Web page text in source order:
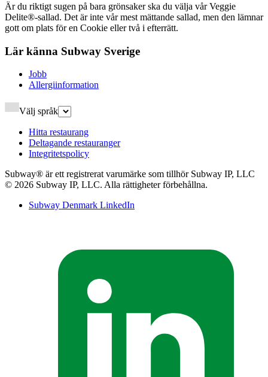
Är du riktigt sugen på bara grönsaker ska du välja vår Veggie
Delite®-sallad. Det är inte vår mest mättande sallad, men den lämnar
gott om plats för en Cookie eller två i efterrätt.​​​​‌ ‍ ​‍​‍‌‍ ‌ ​‍‌‍‍‌‌‍‌ ‌‍‍‌‌‍ ‍​‍​‍​ ‍‍​‍​‍‌ ​ ‌‍​‌‌‍ ‍‌‍‍‌‌ ‌​‌ ‍‌​‍ ‍‌‍‍‌‌‍ ​‍​‍​‍ ​​‍​‍‌‍‍​‌ ​‍‌‍‌‌‌‍‌‍​‍​‍​ ‍‍​‍​‍‌‍‍​‌ ‌​‌ ‌​‌ ​​‌ ​ ​ ‍‍​‍ ​‍ ‌‍ ‍‌‍ ‌ ​‍‌‍‌​‌‍‍‌‌‍​ ​‍ ‌‌‍​‍‌‍‍‌‌ ‌​‌‍‌‌‌ ​ ​‍ ‌‌‍‌ ‌ ​‍‌‍ ‌ ‌‌‌ ​​​‍ ‌‌ ​ ‌ ‌​‌ ‌‌‌‍‌​‌‍‍‌‌‍ ​‍ ‍‌ ‌‍‌‍‌‌‌ ​‍‌‍​ ‌‍‌‌‌‍ ​​‍ ‍‌‍​‌‌ ​​‌ ​​​‍ ‌‍‍‌‌‍ ‍‌ ‌​‌‍‌‌‌‍ ‍‌ ‌​​‍ ‌‍‌‌‌‍‌​‌‍‍‌‌ ‌​​‍ ‌‍ ‌‌‍ ‌‍‌​‌‍‌‌​ ‌‌ ​​‌ ​‍‌‍‌‌‌ ​ ‌‍‌‌‌‍ ‍‌ ‌​‌‍​‌‌ ‌​‌‍‍‌‌‍ ‌‍ ‍​ ‍ ‌‍‍‌‌‍‌​​ ‌​ ‍​​ ​​‌‍‌‌​ ‌‌‌‍​‍‌‍‌‌‌‍​ ​ ​‍​‍ ‌‌‍‌​​ ​‌‌‍​ ​ ​‍​‍ ‌​ ‌​‌‍​‌​ ​‌‌‍‌‌​‍ ‌‌‍​‌​ ‌‌​ ‌‌​ ‍‌​‍ ‌​ ​ ​ ​‍‌‍​‌​ ​‌​ ​ ​ ‌‌‌‍​‌​ ‌‌​ ‍​​ ‌‌​ ‌ ‌‍‌​​ ‍ ‌ ‌​‌ ‍‌‌ ​​‌‍‌‌​ ‌‌ ​​‌ ​‍‌‍ ‌‍‌​‌ ‌‌‌‍​ ‌ ‌​​ ‍ ‌ ​​‌‍​‌‌ ‌​‌‍‍​​ ‌‌‍‌​‌‍‌‌‌ ​ ‌‍​ ‌ ​‍‌‍‍‌‌ ​​‌ ‌​‌‍‍‌‌‍ ‌‍ ‍​‍‌‌​ ‌‌‌​​‍‌‌ ‌‍‍ ‌‍‌‌‌ ‍‌​‍‌‌​ ​ ‌​‌​​‍‌‌​ ​ ‌​‌​​‍‌‌​ ​‍​ ​‍‌ ​ ‌ ‌‍​‍‌‌​ ​‍​ ​‍​‍‌‌​ ‌‌‌​‌​​‍ ‍‌ ‌‍‌‍​‌‌‍ ​‌ ‌‌‌‍‌‌​‍ ‍‌ ‌‍‌‍​‌‌‍ ​‌ ‌‌‌‍‌‌​‍‌‌​ ‌‌‌​​‍‌‌ ‌‍‍ ‌‍‌‌‌ ‍‌​‍‌‌​ ​ ‌​‌​​‍‌‌​ ​ ‌​‌​​‍‌‌​ ​‍​ ​‍​ ‌ ​ ​‌​ ​ ‌‍​‌‌‍​‌​ ‌‌​ ‍​‌‍​‍​ ​‍​ ​​​ ‌‌​ ‍‌​‍‌‌​ ​‍​ ​‍​‍‌‌​ ‌‌‌​‌​​‍ ‍‌‍​ ‌‍‍​‌‍‍‌‌‍ ​‌‍‌​‌ ​‍‌‍‌‌‌‍ ‍​‍‌‌​ ‌‌‌​​‍‌‌ ‌‍‍ ‌‍‌‌‌ ‍‌​‍‌‌​ ​ ‌​‌​​‍‌‌​ ​ ‌​‌​​‍‌‌​ ​‍​ ​‍​ ‌‌‌‍​ ​ ​‌‌‍​‍‌‍‌‌​ ‌ ​ ‍​​ ‌‍​ ​‌‌‍​‌​ ‌‌​ ‌‍​‍‌‌​ ​‍​ ​‍​‍‌‌​ ‌‌‌​‌​​‍ ‍‌ ‌​‌‍‌‌‌ ‍​‌ ‌​​ ‌‍​‍‌‍​‌‌ ​ ‌‍‌‌‌‌‌‌‌ ​‍‌‍ ​​ ‌‌‍‍​‌ ‌​‌ ‌​‌ ​​‌ ​ ​‍‌‌​ ​ ‌​​‌​‍‌‌​ ​‍‌​‌‍​‍‌‌​ ​‍‌​‌‍‌‍ ‍‌‍ ‌ ​‍‌‍‌​‌‍‍‌‌‍​ ​‍ ‌‌‍​‍‌‍‍‌‌ ‌​‌‍‌‌‌ ​ ​‍ ‌‌‍‌ ‌ ​‍‌‍ ‌ ‌‌‌ ​​​‍ ‌‌ ​ ‌ ‌​‌ ‌‌‌‍‌​‌‍‍‌‌‍ ​‍ ‍‌ ‌‍‌‍‌‌‌ ​‍‌‍​ ‌‍‌‌‌‍ ​​‍ ‍‌‍​‌‌ ​​‌ ​​​‍‌‍‌‍‍‌‌‍‌​​ ‌​ ‍​​ ​​‌‍‌‌​ ‌‌‌‍​‍‌‍‌‌‌‍​ ​ ​‍​‍ ‌‌‍‌​​ ​‌‌‍​ ​ ​‍​‍ ‌​ ‌​‌‍​‌​ ​‌‌‍‌‌​‍ ‌‌‍​‌​ ‌‌​ ‌‌​ ‍‌​‍ ‌​ ​ ​ ​‍‌‍​‌​ ​‌​ ​ ​ ‌‌‌‍​‌​ ‌‌​ ‍​​ ‌‌​ ‌ ‌‍‌​​‍‌‍‌ ‌​‌ ‍‌‌ ​​‌‍‌‌​ ‌‌ ​​‌ ​‍‌‍ ‌‍‌​‌ ‌‌‌‍​ ‌ ‌​​‍‌‍‌ ​​‌‍​‌‌ ‌​‌‍‍​​ ‌‌‍‌​‌‍‌‌‌ ​ ‌‍​ ‌ ​‍‌‍‍‌‌ ​​‌ ‌​‌‍‍‌‌‍ ‌‍ ‍​‍‌‌​ ‌‌‌​​‍‌‌ ‌‍‍ ‌‍‌‌‌ ‍‌​‍‌‌​ ​ ‌​‌​​‍‌‌​ ​ ‌​‌​​‍‌‌​ ​‍​ ​‍‌ ​ ‌ ‌‍​‍‌‌​ ​‍​ ​‍​‍‌‌​ ‌‌‌​‌​​‍ ‍‌ ‌‍‌‍​‌‌‍ ​‌ ‌‌‌‍‌‌​‍ ‍‌ ‌‍‌‍​‌‌‍ ​‌ ‌‌‌‍‌‌​‍‌‌​ ‌‌‌​​‍‌‌ ‌‍‍ ‌‍‌‌‌ ‍‌​‍‌‌​ ​ ‌​‌​​‍‌‌​ ​ ‌​‌​​‍‌‌​ ​‍​ ​‍​ ‌ ​ ​‌​ ​ ‌‍​‌‌‍​‌​ ‌‌​ ‍​‌‍​‍​ ​‍​ ​​​ ‌‌​ ‍‌​‍‌‌​ ​‍​ ​‍​‍‌‌​ ‌‌‌​‌​​‍ ‍‌‍​ ‌‍‍​‌‍‍‌‌‍ ​‌‍‌​‌ ​‍‌‍‌‌‌‍ ‍​‍‌‌​ ‌‌‌​​‍‌‌ ‌‍‍ ‌‍‌‌‌ ‍‌​‍‌‌​ ​ ‌​‌​​‍‌‌​ ​ ‌​‌​​‍‌‌​ ​‍​ ​‍​ ‌‌‌‍​ ​ ​‌‌‍​‍‌‍‌‌​ ‌ ​ ‍​​ ‌‍​ ​‌‌‍​‌​ ‌‌​ ‌‍​‍‌‌​ ​‍​ ​‍​‍‌‌​ ‌‌‌​‌​​‍ ‍‌ ‌​‌‍‌‌‌ ‍​‌ ‌​​‍‌‍‌ ​​‌‍‌‌‌ ​‍‌ ​ ‌ ​​‌‍‌‌‌‍​ ‌ ‌​‌‍‍‌‌ ‌‍‌‍‌‌​ ‌‌ ​​‌ ‌‌‌‍​‍‌‍ ​‌‍‍‌‌ ​ ‌‍‍​‌‍‌‌‌‍‌​​‍​‍‌ ‌
Lär känna Subway Sverige​​​​‌ ‍ ​‍​‍‌‍ ‌ ​‍‌‍‍‌‌‍‌ ‌‍‍‌‌‍ ‍​‍​‍​ ‍‍​‍​‍‌ ​ ‌‍​‌‌‍ ‍‌‍‍‌‌ ‌​‌ ‍‌​‍ ‍‌‍‍‌‌‍ ​‍​‍​‍ ​​‍​‍‌‍‍​‌ ​‍‌‍‌‌‌‍‌‍​‍​‍​ ‍‍​‍​‍‌‍‍​‌ ‌​‌ ‌​‌ ​​‌ ​ ​ ‍‍​‍ ​‍ ‌‍ ‍‌‍ ‌ ​‍‌‍‌​‌‍‍‌‌‍​ ​‍ ‌‌‍​‍‌‍‍‌‌ ‌​‌‍‌‌‌ ​ ​‍ ‌‌‍‌ ‌ ​‍‌‍ ‌ ‌‌‌ ​​​‍ ‌‌ ​ ‌ ‌​‌ ‌‌‌‍‌​‌‍‍‌‌‍ ​‍ ‍‌ ‌‍‌‍‌‌‌ ​‍‌‍​ ‌‍‌‌‌‍ ​​‍ ‍‌‍​‌‌ ​​‌ ​​​‍ ‌‍‍‌‌‍ ‍‌ ‌​‌‍‌‌‌‍ ‍‌ ‌​​‍ ‌‍‌‌‌‍‌​‌‍‍‌‌ ‌​​‍ ‌‍ ‌‌‍ ‌‍‌​‌‍‌‌​ ‌‌ ​​‌ ​‍‌‍‌‌‌ ​ ‌‍‌‌‌‍ ‍‌ ‌​‌‍​‌‌ ‌​‌‍‍‌‌‍ ‌‍ ‍​ ‍ ‌‍‍‌‌‍‌​​ ‌​ ​‍​ ‌ ‌‍​ ​ ‍​​ ‌ ​ ​‌‌‍‌‌​ ‌‌​‍ ‌​ ​‌‌‍​‌‌‍‌‍‌‍‌​​‍ ‌​ ‌​‌‍‌​​ ‌​​ ​ ​‍ ‌​ ‍​​ ‌ ​ ‍​​ ‌‌​‍ ‌‌‍​‌​ ​ ‌‍​ ​ ‍​​ ‌‍​ ‌‍​ ‌​​ ‌‌​ ​ ‌‍‌‌​ ‌‌‌‍​‍​ ‍ ‌ ‌​‌ ‍‌‌ ​​‌‍‌‌​ ‌‌ ‌ ‌‍‌‌‌‍​‍‌ ​ ‌‍‍‌‌ ‌​‌‍‌‌‌​‌‍‌‍ ‌‍ ‌ ‌​‌‍‌‌‌ ​‍​ ‍ ‌ ​​‌‍​‌‌ ‌​‌‍‍​​ ‌‌ ‌​‌‍‍‌‌ ‌​‌‍ ​‌‍‌‌​‍‌‌​ ‌‌‌​​‍‌‌ ‌‍‍ ‌‍‌‌‌ ‍‌​‍‌‌​ ​ ‌​‌​​‍‌‌​ ​ ‌​‌​​‍‌‌​ ​‍​ ​‍‌ ​ ‌ ‌‍​‍‌‌​ ​‍​ ​‍​‍‌‌​ ‌‌‌​‌​​‍ ‍‌ ‌‍‌‍​‌‌‍ ​‌ ‌‌‌‍‌‌​ ‌‍​‍‌‍​‌‌ ​ ‌‍‌‌‌‌‌‌‌ ​‍‌‍ ​​ ‌‌‍‍​‌ ‌​‌ ‌​‌ ​​‌ ​ ​‍‌‌​ ​ ‌​​‌​‍‌‌​ ​‍‌​‌‍​‍‌‌​ ​‍‌​‌‍‌‍ ‍‌‍ ‌ ​‍‌‍‌​‌‍‍‌‌‍​ ​‍ ‌‌‍​‍‌‍‍‌‌ ‌​‌‍‌‌‌ ​ ​‍ ‌‌‍‌ ‌ ​‍‌‍ ‌ ‌‌‌ ​​​‍ ‌‌ ​ ‌ ‌​‌ ‌‌‌‍‌​‌‍‍‌‌‍ ​‍ ‍‌ ‌‍‌‍‌‌‌ ​‍‌‍​ ‌‍‌‌‌‍ ​​‍ ‍‌‍​‌‌ ​​‌ ​​​‍‌‍‌‍‍‌‌‍‌​​ ‌​ ​‍​ ‌ ‌‍​ ​ ‍​​ ‌ ​ ​‌‌‍‌‌​ ‌‌​‍ ‌​ ​‌‌‍​‌‌‍‌‍‌‍‌​​‍ ‌​ ‌​‌‍‌​​ ‌​​ ​ ​‍ ‌​ ‍​​ ‌ ​ ‍​​ ‌‌​‍ ‌‌‍​‌​ ​ ‌‍​ ​ ‍​​ ‌‍​ ‌‍​ ‌​​ ‌‌​ ​ ‌‍‌‌​ ‌‌‌‍​‍​‍‌‍‌ ‌​‌ ‍‌‌ ​​‌‍‌‌​ ‌‌ ‌ ‌‍‌‌‌‍​‍‌ ​ ‌‍‍‌‌ ‌​‌‍‌‌‌​‌‍‌‍ ‌‍ ‌ ‌​‌‍‌‌‌ ​‍​‍‌‍‌ ​​‌‍​‌‌ ‌​‌‍‍​​ ‌‌ ‌​‌‍‍‌‌ ‌​‌‍ ​‌‍‌‌​‍‌‌​ ‌‌‌​​‍‌‌ ‌‍‍ ‌‍‌‌‌ ‍‌​‍‌‌​ ​ ‌​‌​​‍‌‌​ ​ ‌​‌​​‍‌‌​ ​‍​ ​‍‌ ​ ‌ ‌‍​‍‌‌​ ​‍​ ​‍​‍‌‌​ ‌‌‌​‌​​‍ ‍‌ ‌‍‌‍​‌‌‍ ​‌ ‌‌‌‍‌‌​‍‌‍‌ ​​‌‍‌‌‌ ​‍‌ ​ ‌ ​​‌‍‌‌‌‍​ ‌ ‌​‌‍‍‌‌ ‌‍‌‍‌‌​ ‌‌ ​​‌ ‌‌‌‍​‍‌‍ ​‌‍‍‌‌ ​ ‌‍‍​‌‍‌‌‌‍‌​​‍​‍‌ ‌
Jobb​​​​‌ ‍ ​‍​‍‌‍ ‌ ​‍‌‍‍‌‌‍‌ ‌‍‍‌‌‍ ‍​‍​‍​ ‍‍​‍​‍‌ ​ ‌‍​‌‌‍ ‍‌‍‍‌‌ ‌​‌ ‍‌​‍ ‍‌‍‍‌‌‍ ​‍​‍​‍ ​​‍​‍‌‍‍​‌ ​‍‌‍‌‌‌‍‌‍​‍​‍​ ‍‍​‍​‍‌‍‍​‌ ‌​‌ ‌​‌ ​​‌ ​ ​ ‍‍​‍ ​‍ ‌‍ ‍‌‍ ‌ ​‍‌‍‌​‌‍‍‌‌‍​ ​‍ ‌‌‍​‍‌‍‍‌‌ ‌​‌‍‌‌‌ ​ ​‍ ‌‌‍‌ ‌ ​‍‌‍ ‌ ‌‌‌ ​​​‍ ‌‌ ​ ‌ ‌​‌ ‌‌‌‍‌​‌‍‍‌‌‍ ​‍ ‍‌ ‌‍‌‍‌‌‌ ​‍‌‍​ ‌‍‌‌‌‍ ​​‍ ‍‌‍​‌‌ ​​‌ ​​​‍ ‌‍‍‌‌‍ ‍‌ ‌​‌‍‌‌‌‍ ‍‌ ‌​​‍ ‌‍‌‌‌‍‌​‌‍‍‌‌ ‌​​‍ ‌‍ ‌‌‍ ‌‍‌​‌‍‌‌​ ‌‌ ​​‌ ​‍‌‍‌‌‌ ​ ‌‍‌‌‌‍ ‍‌ ‌​‌‍​‌‌ ‌​‌‍‍‌‌‍ ‌‍ ‍​ ‍ ‌‍‍‌‌‍‌​​ ‌‌‍​‌​ ​​​ ​‌​ ‍​‌‍​ ​ ‍‌‌‍‌​​ ​ ​‍ ‌​ ​ ​ ​‍‌‍​‌​ ‌‌​‍ ‌​ ‌​‌‍‌‍‌‍‌‍‌‍​‍​‍ ‌‌‍​‍‌‍‌​‌‍​‌​ ​​​‍ ‌‌‍​‍‌‍‌‌​ ​​​ ‌‍​ ​​‌‍‌​‌‍‌‍‌‍​ ​ ​ ​ ​ ​ ​​‌‍‌​​ ‍ ‌ ‌​‌ ‍‌‌ ​​‌‍‌‌​ ‌‌ ‌ ‌‍‌‌‌‍​‍‌ ​ ‌‍‍‌‌ ‌​‌‍‌‌‌​ ‍‌‍​‌‌ ‌‍‌‍‍‌‌‍‌ ‌‍​‌‌ ‌​‌‍‍‌‌‍ ‌‍ ‍‌​‍‌‌ ‌​‌‍‌‌‌‍ ‌​ ‍ ‌ ​​‌‍​‌‌ ‌​‌‍‍​​ ‌‌‍ ​‌‍​‌‌‍​‍‌‍‌‌‌‍ ​​‍‌‌​ ‌‌‌​​‍‌‌ ‌‍‍ ‌‍‌‌‌ ‍‌​‍‌‌​ ​ ‌​‌​​‍‌‌​ ​ ‌​‌​​‍‌‌​ ​‍​ ​‍‌ ​ ‌ ‌‍​‍‌‌​ ​‍​ ​‍​‍‌‌​ ‌‌‌​‌​​‍ ‍‌ ‌‍‌‍​‌‌‍ ​‌ ‌‌‌‍‌‌​ ‌‍​‍‌‍​‌‌ ​ ‌‍‌‌‌‌‌‌‌ ​‍‌‍ ​​ ‌‌‍‍​‌ ‌​‌ ‌​‌ ​​‌ ​ ​‍‌‌​ ​ ‌​​‌​‍‌‌​ ​‍‌​‌‍​‍‌‌​ ​‍‌​‌‍‌‍ ‍‌‍ ‌ ​‍‌‍‌​‌‍‍‌‌‍​ ​‍ ‌‌‍​‍‌‍‍‌‌ ‌​‌‍‌‌‌ ​ ​‍ ‌‌‍‌ ‌ ​‍‌‍ ‌ ‌‌‌ ​​​‍ ‌‌ ​ ‌ ‌​‌ ‌‌‌‍‌​‌‍‍‌‌‍ ​‍ ‍‌ ‌‍‌‍‌‌‌ ​‍‌‍​ ‌‍‌‌‌‍ ​​‍ ‍‌‍​‌‌ ​​‌ ​​​‍‌‍‌‍‍‌‌‍‌​​ ‌‌‍​‌​ ​​​ ​‌​ ‍​‌‍​ ​ ‍‌‌‍‌​​ ​ ​‍ ‌​ ​ ​ ​‍‌‍​‌​ ‌‌​‍ ‌​ ‌​‌‍‌‍‌‍‌‍‌‍​‍​‍ ‌‌‍​‍‌‍‌​‌‍​‌​ ​​​‍ ‌‌‍​‍‌‍‌‌​ ​​​ ‌‍​ ​​‌‍‌​‌‍‌‍‌‍​ ​ ​ ​ ​ ​ ​​‌‍‌​​‍‌‍‌ ‌​‌ ‍‌‌ ​​‌‍‌‌​ ‌‌ ‌ ‌‍‌‌‌‍​‍‌ ​ ‌‍‍‌‌ ‌​‌‍‌‌‌​ ‍‌‍​‌‌ ‌‍‌‍‍‌‌‍‌ ‌‍​‌‌ ‌​‌‍‍‌‌‍ ‌‍ ‍‌​‍‌‌ ‌​‌‍‌‌‌‍ ‌​‍‌‍‌ ​​‌‍​‌‌ ‌​‌‍‍​​ ‌‌‍ ​‌‍​‌‌‍​‍‌‍‌‌‌‍ ​​‍‌‌​ ‌‌‌​​‍‌‌ ‌‍‍ ‌‍‌‌‌ ‍‌​‍‌‌​ ​ ‌​‌​​‍‌‌​ ​ ‌​‌​​‍‌‌​ ​‍​ ​‍‌ ​ ‌ ‌‍​‍‌‌​ ​‍​ ​‍​‍‌‌​ ‌‌‌​‌​​‍ ‍‌ ‌‍‌‍​‌‌‍ ​‌ ‌‌‌‍‌‌​‍‌‍‌ ​​‌‍‌‌‌ ​‍‌ ​ ‌ ​​‌‍‌‌‌‍​ ‌ ‌​‌‍‍‌‌ ‌‍‌‍‌‌​ ‌‌ ​​‌ ‌‌‌‍​‍‌‍ ​‌‍‍‌‌ ​ ‌‍‍​‌‍‌‌‌‍‌​​‍​‍‌ ‌
Allergiinformation​​​​‌ ‍ ​‍​‍‌‍ ‌ ​‍‌‍‍‌‌‍‌ ‌‍‍‌‌‍ ‍​‍​‍​ ‍‍​‍​‍‌ ​ ‌‍​‌‌‍ ‍‌‍‍‌‌ ‌​‌ ‍‌​‍ ‍‌‍‍‌‌‍ ​‍​‍​‍ ​​‍​‍‌‍‍​‌ ​‍‌‍‌‌‌‍‌‍​‍​‍​ ‍‍​‍​‍‌‍‍​‌ ‌​‌ ‌​‌ ​​‌ ​ ​ ‍‍​‍ ​‍ ‌‍ ‍‌‍ ‌ ​‍‌‍‌​‌‍‍‌‌‍​ ​‍ ‌‌‍​‍‌‍‍‌‌ ‌​‌‍‌‌‌ ​ ​‍ ‌‌‍‌ ‌ ​‍‌‍ ‌ ‌‌‌ ​​​‍ ‌‌ ​ ‌ ‌​‌ ‌‌‌‍‌​‌‍‍‌‌‍ ​‍ ‍‌ ‌‍‌‍‌‌‌ ​‍‌‍​ ‌‍‌‌‌‍ ​​‍ ‍‌‍​‌‌ ​​‌ ​​​‍ ‌‍‍‌‌‍ ‍‌ ‌​‌‍‌‌‌‍ ‍‌ ‌​​‍ ‌‍‌‌‌‍‌​‌‍‍‌‌ ‌​​‍ ‌‍ ‌‌‍ ‌‍‌​‌‍‌‌​ ‌‌ ​​‌ ​‍‌‍‌‌‌ ​ ‌‍‌‌‌‍ ‍‌ ‌​‌‍​‌‌ ‌​‌‍‍‌‌‍ ‌‍ ‍​ ‍ ‌‍‍‌‌‍‌​​ ‌​ ‌​​ ‍​​ ‌ ‌‍​‍​ ‌​​ ​‌​ ​​‌‍‌​​‍ ‌‌‍‌​​ ‍​‌‍​‍‌‍​‍​‍ ‌​ ‌​‌‍‌‍​ ​​​ ‌​​‍ ‌‌‍​‍​ ‌ ​ ‌ ​ ​ ​‍ ‌​ ‌‍​ ‍‌‌‍‌‍​ ‌​​ ‍​‌‍​ ​ ​‌‌‍‌‍‌‍​ ‌‍‌‍​ ‌‍​ ‌‌​ ‍ ‌ ‌​‌ ‍‌‌ ​​‌‍‌‌​ ‌‌ ‌ ‌‍‌‌‌‍​‍‌ ​ ‌‍‍‌‌ ‌​‌‍‌‌‌​ ‍‌‍​‌‌ ‌‍‌‍‍‌‌‍‌ ‌‍​‌‌ ‌​‌‍‍‌‌‍ ‌‍ ‍‌​‍‌‌ ‌​‌‍‌‌‌‍ ‌​ ‍ ‌ ​​‌‍​‌‌ ‌​‌‍‍​​ ‌‌‍ ​‌‍​‌‌‍​‍‌‍‌‌‌‍ ​​‍‌‌​ ‌‌‌​​‍‌‌ ‌‍‍ ‌‍‌‌‌ ‍‌​‍‌‌​ ​ ‌​‌​​‍‌‌​ ​ ‌​‌​​‍‌‌​ ​‍​ ​‍‌ ​ ‌ ‌‍​‍‌‌​ ​‍​ ​‍​‍‌‌​ ‌‌‌​‌​​‍ ‍‌ ‌‍‌‍​‌‌‍ ​‌ ‌‌‌‍‌‌​ ‌‍​‍‌‍​‌‌ ​ ‌‍‌‌‌‌‌‌‌ ​‍‌‍ ​​ ‌‌‍‍​‌ ‌​‌ ‌​‌ ​​‌ ​ ​‍‌‌​ ​ ‌​​‌​‍‌‌​ ​‍‌​‌‍​‍‌‌​ ​‍‌​‌‍‌‍ ‍‌‍ ‌ ​‍‌‍‌​‌‍‍‌‌‍​ ​‍ ‌‌‍​‍‌‍‍‌‌ ‌​‌‍‌‌‌ ​ ​‍ ‌‌‍‌ ‌ ​‍‌‍ ‌ ‌‌‌ ​​​‍ ‌‌ ​ ‌ ‌​‌ ‌‌‌‍‌​‌‍‍‌‌‍ ​‍ ‍‌ ‌‍‌‍‌‌‌ ​‍‌‍​ ‌‍‌‌‌‍ ​​‍ ‍‌‍​‌‌ ​​‌ ​​​‍‌‍‌‍‍‌‌‍‌​​ ‌​ ‌​​ ‍​​ ‌ ‌‍​‍​ ‌​​ ​‌​ ​​‌‍‌​​‍ ‌‌‍‌​​ ‍​‌‍​‍‌‍​‍​‍ ‌​ ‌​‌‍‌‍​ ​​​ ‌​​‍ ‌‌‍​‍​ ‌ ​ ‌ ​ ​ ​‍ ‌​ ‌‍​ ‍‌‌‍‌‍​ ‌​​ ‍​‌‍​ ​ ​‌‌‍‌‍‌‍​ ‌‍‌‍​ ‌‍​ ‌‌​‍‌‍‌ ‌​‌ ‍‌‌ ​​‌‍‌‌​ ‌‌ ‌ ‌‍‌‌‌‍​‍‌ ​ ‌‍‍‌‌ ‌​‌‍‌‌‌​ ‍‌‍​‌‌ ‌‍‌‍‍‌‌‍‌ ‌‍​‌‌ ‌​‌‍‍‌‌‍ ‌‍ ‍‌​‍‌‌ ‌​‌‍‌‌‌‍ ‌​‍‌‍‌ ​​‌‍​‌‌ ‌​‌‍‍​​ ‌‌‍ ​‌‍​‌‌‍​‍‌‍‌‌‌‍ ​​‍‌‌​ ‌‌‌​​‍‌‌ ‌‍‍ ‌‍‌‌‌ ‍‌​‍‌‌​ ​ ‌​‌​​‍‌‌​ ​ ‌​‌​​‍‌‌​ ​‍​ ​‍‌ ​ ‌ ‌‍​‍‌‌​ ​‍​ ​‍​‍‌‌​ ‌‌‌​‌​​‍ ‍‌ ‌‍‌‍​‌‌‍ ​‌ ‌‌‌‍‌‌​‍‌‍‌ ​​‌‍‌‌‌ ​‍‌ ​ ‌ ​​‌‍‌‌‌‍​ ‌ ‌​‌‍‍‌‌ ‌‍‌‍‌‌​ ‌‌ ​​‌ ‌‌‌‍​‍‌‍ ​‌‍‍‌‌ ​ ‌‍‍​‌‍‌‌‌‍‌​​‍​‍‌ ‌
Välj språk
Hitta restaurang​​​​‌ ‍ ​‍​‍‌‍ ‌ ​‍‌‍‍‌‌‍‌ ‌‍‍‌‌‍ ‍​‍​‍​ ‍‍​‍​‍‌ ​ ‌‍​‌‌‍ ‍‌‍‍‌‌ ‌​‌ ‍‌​‍ ‍‌‍‍‌‌‍ ​‍​‍​‍ ​​‍​‍‌‍‍​‌ ​‍‌‍‌‌‌‍‌‍​‍​‍​ ‍‍​‍​‍‌‍‍​‌ ‌​‌ ‌​‌ ​​‌ ​ ​ ‍‍​‍ ​‍ ‌‍ ‍‌‍ ‌ ​‍‌‍‌​‌‍‍‌‌‍​ ​‍ ‌‌‍​‍‌‍‍‌‌ ‌​‌‍‌‌‌ ​ ​‍ ‌‌‍‌ ‌ ​‍‌‍ ‌ ‌‌‌ ​​​‍ ‌‌ ​ ‌ ‌​‌ ‌‌‌‍‌​‌‍‍‌‌‍ ​‍ ‍‌ ‌‍‌‍‌‌‌ ​‍‌‍​ ‌‍‌‌‌‍ ​​‍ ‍‌‍​‌‌ ​​‌ ​​​‍ ‌‍‍‌‌‍ ‍‌ ‌​‌‍‌‌‌‍ ‍‌ ‌​​‍ ‌‍‌‌‌‍‌​‌‍‍‌‌ ‌​​‍ ‌‍ ‌‌‍ ‌‍‌​‌‍‌‌​ ‌‌ ​​‌ ​‍‌‍‌‌‌ ​ ‌‍‌‌‌‍ ‍‌ ‌​‌‍​‌‌ ‌​‌‍‍‌‌‍ ‌‍ ‍​ ‍ ‌‍‍‌‌‍‌​​ ‌‌‍​‍​ ​‌​ ‌​​ ‌‍​ ‌ ​ ‍​​ ‍​​ ​‍​‍ ‌​ ‌‍​ ‌‌​ ‌​‌‍‌‍​‍ ‌​ ‌​​ ‌‍​ ​‌​ ‌‍​‍ ‌​ ‍‌​ ‍‌​ ‌‌​ ‌‌​‍ ‌‌‍‌‍​ ‍​‌‍​‍‌‍‌​​ ‍‌​ ​‌‌‍​‍​ ‍​​ ‍​‌‍‌‌​ ​ ​ ‍​​ ‍ ‌ ‌​‌ ‍‌‌ ​​‌‍‌‌​ ‌‌ ‌ ‌‍‌‌‌‍​‍‌ ​ ‌‍‍‌‌ ‌​‌‍‌‌‌​ ‍‌‍​‌‌ ‌‍‌‍‍‌‌‍‌ ‌‍​‌‌ ‌​‌‍‍‌‌‍ ‌‍ ‍‌​‍‌‌ ‌​‌‍‌‌‌‍ ‌​ ‍ ‌ ​​‌‍​‌‌ ‌​‌‍‍​​ ‌‌‍ ​‌‍​‌‌‍​‍‌‍‌‌‌‍ ​​‍‌‌​ ‌‌‌​​‍‌‌ ‌‍‍ ‌‍‌‌‌ ‍‌​‍‌‌​ ​ ‌​‌​​‍‌‌​ ​ ‌​‌​​‍‌‌​ ​‍​ ​‍‌ ​ ‌ ‌‍​‍‌‌​ ​‍​ ​‍​‍‌‌​ ‌‌‌​‌​​‍ ‍‌ ‌‍‌‍​‌‌‍ ​‌ ‌‌‌‍‌‌​ ‌‍​‍‌‍​‌‌ ​ ‌‍‌‌‌‌‌‌‌ ​‍‌‍ ​​ ‌‌‍‍​‌ ‌​‌ ‌​‌ ​​‌ ​ ​‍‌‌​ ​ ‌​​‌​‍‌‌​ ​‍‌​‌‍​‍‌‌​ ​‍‌​‌‍‌‍ ‍‌‍ ‌ ​‍‌‍‌​‌‍‍‌‌‍​ ​‍ ‌‌‍​‍‌‍‍‌‌ ‌​‌‍‌‌‌ ​ ​‍ ‌‌‍‌ ‌ ​‍‌‍ ‌ ‌‌‌ ​​​‍ ‌‌ ​ ‌ ‌​‌ ‌‌‌‍‌​‌‍‍‌‌‍ ​‍ ‍‌ ‌‍‌‍‌‌‌ ​‍‌‍​ ‌‍‌‌‌‍ ​​‍ ‍‌‍​‌‌ ​​‌ ​​​‍‌‍‌‍‍‌‌‍‌​​ ‌‌‍​‍​ ​‌​ ‌​​ ‌‍​ ‌ ​ ‍​​ ‍​​ ​‍​‍ ‌​ ‌‍​ ‌‌​ ‌​‌‍‌‍​‍ ‌​ ‌​​ ‌‍​ ​‌​ ‌‍​‍ ‌​ ‍‌​ ‍‌​ ‌‌​ ‌‌​‍ ‌‌‍‌‍​ ‍​‌‍​‍‌‍‌​​ ‍‌​ ​‌‌‍​‍​ ‍​​ ‍​‌‍‌‌​ ​ ​ ‍​​‍‌‍‌ ‌​‌ ‍‌‌ ​​‌‍‌‌​ ‌‌ ‌ ‌‍‌‌‌‍​‍‌ ​ ‌‍‍‌‌ ‌​‌‍‌‌‌​ ‍‌‍​‌‌ ‌‍‌‍‍‌‌‍‌ ‌‍​‌‌ ‌​‌‍‍‌‌‍ ‌‍ ‍‌​‍‌‌ ‌​‌‍‌‌‌‍ ‌​‍‌‍‌ ​​‌‍​‌‌ ‌​‌‍‍​​ ‌‌‍ ​‌‍​‌‌‍​‍‌‍‌‌‌‍ ​​‍‌‌​ ‌‌‌​​‍‌‌ ‌‍‍ ‌‍‌‌‌ ‍‌​‍‌‌​ ​ ‌​‌​​‍‌‌​ ​ ‌​‌​​‍‌‌​ ​‍​ ​‍‌ ​ ‌ ‌‍​‍‌‌​ ​‍​ ​‍​‍‌‌​ ‌‌‌​‌​​‍ ‍‌ ‌‍‌‍​‌‌‍ ​‌ ‌‌‌‍‌‌​‍‌‍‌ ​​‌‍‌‌‌ ​‍‌ ​ ‌ ​​‌‍‌‌‌‍​ ‌ ‌​‌‍‍‌‌ ‌‍‌‍‌‌​ ‌‌ ​​‌ ‌‌‌‍​‍‌‍ ​‌‍‍‌‌ ​ ‌‍‍​‌‍‌‌‌‍‌​​‍​‍‌ ‌
Deltagande restauranger​​​​‌ ‍ ​‍​‍‌‍ ‌ ​‍‌‍‍‌‌‍‌ ‌‍‍‌‌‍ ‍​‍​‍​ ‍‍​‍​‍‌ ​ ‌‍​‌‌‍ ‍‌‍‍‌‌ ‌​‌ ‍‌​‍ ‍‌‍‍‌‌‍ ​‍​‍​‍ ​​‍​‍‌‍‍​‌ ​‍‌‍‌‌‌‍‌‍​‍​‍​ ‍‍​‍​‍‌‍‍​‌ ‌​‌ ‌​‌ ​​‌ ​ ​ ‍‍​‍ ​‍ ‌‍ ‍‌‍ ‌ ​‍‌‍‌​‌‍‍‌‌‍​ ​‍ ‌‌‍​‍‌‍‍‌‌ ‌​‌‍‌‌‌ ​ ​‍ ‌‌‍‌ ‌ ​‍‌‍ ‌ ‌‌‌ ​​​‍ ‌‌ ​ ‌ ‌​‌ ‌‌‌‍‌​‌‍‍‌‌‍ ​‍ ‍‌ ‌‍‌‍‌‌‌ ​‍‌‍​ ‌‍‌‌‌‍ ​​‍ ‍‌‍​‌‌ ​​‌ ​​​‍ ‌‍‍‌‌‍ ‍‌ ‌​‌‍‌‌‌‍ ‍‌ ‌​​‍ ‌‍‌‌‌‍‌​‌‍‍‌‌ ‌​​‍ ‌‍ ‌‌‍ ‌‍‌​‌‍‌‌​ ‌‌ ​​‌ ​‍‌‍‌‌‌ ​ ‌‍‌‌‌‍ ‍‌ ‌​‌‍​‌‌ ‌​‌‍‍‌‌‍ ‌‍ ‍​ ‍ ‌‍‍‌‌‍‌​​ ‌‌‍‌​​ ​‌​ ‌ ​ ​‌​ ‌‍​ ‍‌​ ‍​​ ‌​​‍ ‌​ ‍‌‌‍​‍‌‍‌‌‌‍‌​​‍ ‌​ ‌​​ ‌​​ ‌‍​ ‍​​‍ ‌​ ‍‌‌‍​‌‌‍‌‌‌‍​ ​‍ ‌​ ​​​ ‌ ​ ​‌‌‍‌‌​ ​ ​ ​ ​ ​‍​ ‍​​ ​‍​ ​​​ ‌​‌‍​‍​ ‍ ‌ ‌​‌ ‍‌‌ ​​‌‍‌‌​ ‌‌ ‌ ‌‍‌‌‌‍​‍‌ ​ ‌‍‍‌‌ ‌​‌‍‌‌‌​ ‍‌‍​‌‌ ‌‍‌‍‍‌‌‍‌ ‌‍​‌‌ ‌​‌‍‍‌‌‍ ‌‍ ‍‌​‍‌‌ ‌​‌‍‌‌‌‍ ‌​ ‍ ‌ ​​‌‍​‌‌ ‌​‌‍‍​​ ‌‌‍ ​‌‍​‌‌‍​‍‌‍‌‌‌‍ ​​‍‌‌​ ‌‌‌​​‍‌‌ ‌‍‍ ‌‍‌‌‌ ‍‌​‍‌‌​ ​ ‌​‌​​‍‌‌​ ​ ‌​‌​​‍‌‌​ ​‍​ ​‍‌ ​ ‌ ‌‍​‍‌‌​ ​‍​ ​‍​‍‌‌​ ‌‌‌​‌​​‍ ‍‌ ‌‍‌‍​‌‌‍ ​‌ ‌‌‌‍‌‌​ ‌‍​‍‌‍​‌‌ ​ ‌‍‌‌‌‌‌‌‌ ​‍‌‍ ​​ ‌‌‍‍​‌ ‌​‌ ‌​‌ ​​‌ ​ ​‍‌‌​ ​ ‌​​‌​‍‌‌​ ​‍‌​‌‍​‍‌‌​ ​‍‌​‌‍‌‍ ‍‌‍ ‌ ​‍‌‍‌​‌‍‍‌‌‍​ ​‍ ‌‌‍​‍‌‍‍‌‌ ‌​‌‍‌‌‌ ​ ​‍ ‌‌‍‌ ‌ ​‍‌‍ ‌ ‌‌‌ ​​​‍ ‌‌ ​ ‌ ‌​‌ ‌‌‌‍‌​‌‍‍‌‌‍ ​‍ ‍‌ ‌‍‌‍‌‌‌ ​‍‌‍​ ‌‍‌‌‌‍ ​​‍ ‍‌‍​‌‌ ​​‌ ​​​‍‌‍‌‍‍‌‌‍‌​​ ‌‌‍‌​​ ​‌​ ‌ ​ ​‌​ ‌‍​ ‍‌​ ‍​​ ‌​​‍ ‌​ ‍‌‌‍​‍‌‍‌‌‌‍‌​​‍ ‌​ ‌​​ ‌​​ ‌‍​ ‍​​‍ ‌​ ‍‌‌‍​‌‌‍‌‌‌‍​ ​‍ ‌​ ​​​ ‌ ​ ​‌‌‍‌‌​ ​ ​ ​ ​ ​‍​ ‍​​ ​‍​ ​​​ ‌​‌‍​‍​‍‌‍‌ ‌​‌ ‍‌‌ ​​‌‍‌‌​ ‌‌ ‌ ‌‍‌‌‌‍​‍‌ ​ ‌‍‍‌‌ ‌​‌‍‌‌‌​ ‍‌‍​‌‌ ‌‍‌‍‍‌‌‍‌ ‌‍​‌‌ ‌​‌‍‍‌‌‍ ‌‍ ‍‌​‍‌‌ ‌​‌‍‌‌‌‍ ‌​‍‌‍‌ ​​‌‍​‌‌ ‌​‌‍‍​​ ‌‌‍ ​‌‍​‌‌‍​‍‌‍‌‌‌‍ ​​‍‌‌​ ‌‌‌​​‍‌‌ ‌‍‍ ‌‍‌‌‌ ‍‌​‍‌‌​ ​ ‌​‌​​‍‌‌​ ​ ‌​‌​​‍‌‌​ ​‍​ ​‍‌ ​ ‌ ‌‍​‍‌‌​ ​‍​ ​‍​‍‌‌​ ‌‌‌​‌​​‍ ‍‌ ‌‍‌‍​‌‌‍ ​‌ ‌‌‌‍‌‌​‍‌‍‌ ​​‌‍‌‌‌ ​‍‌ ​ ‌ ​​‌‍‌‌‌‍​ ‌ ‌​‌‍‍‌‌ ‌‍‌‍‌‌​ ‌‌ ​​‌ ‌‌‌‍​‍‌‍ ​‌‍‍‌‌ ​ ‌‍‍​‌‍‌‌‌‍‌​​‍​‍‌ ‌
Integritetspolicy​​​​‌ ‍ ​‍​‍‌‍ ‌ ​‍‌‍‍‌‌‍‌ ‌‍‍‌‌‍ ‍​‍​‍​ ‍‍​‍​‍‌ ​ ‌‍​‌‌‍ ‍‌‍‍‌‌ ‌​‌ ‍‌​‍ ‍‌‍‍‌‌‍ ​‍​‍​‍ ​​‍​‍‌‍‍​‌ ​‍‌‍‌‌‌‍‌‍​‍​‍​ ‍‍​‍​‍‌‍‍​‌ ‌​‌ ‌​‌ ​​‌ ​ ​ ‍‍​‍ ​‍ ‌‍ ‍‌‍ ‌ ​‍‌‍‌​‌‍‍‌‌‍​ ​‍ ‌‌‍​‍‌‍‍‌‌ ‌​‌‍‌‌‌ ​ ​‍ ‌‌‍‌ ‌ ​‍‌‍ ‌ ‌‌‌ ​​​‍ ‌‌ ​ ‌ ‌​‌ ‌‌‌‍‌​‌‍‍‌‌‍ ​‍ ‍‌ ‌‍‌‍‌‌‌ ​‍‌‍​ ‌‍‌‌‌‍ ​​‍ ‍‌‍​‌‌ ​​‌ ​​​‍ ‌‍‍‌‌‍ ‍‌ ‌​‌‍‌‌‌‍ ‍‌ ‌​​‍ ‌‍‌‌‌‍‌​‌‍‍‌‌ ‌​​‍ ‌‍ ‌‌‍ ‌‍‌​‌‍‌‌​ ‌‌ ​​‌ ​‍‌‍‌‌‌ ​ ‌‍‌‌‌‍ ‍‌ ‌​‌‍​‌‌ ‌​‌‍‍‌‌‍ ‌‍ ‍​ ‍ ‌‍‍‌‌‍‌​​ ‌​ ‍​​ ‌‌​ ​​​ ‍‌‌‍‌‍‌‍​‍​ ​‍‌‍‌‌​‍ ‌​ ​​​ ​‍‌‍‌‍‌‍​‍​‍ ‌​ ‌​​ ​‌‌‍‌‍​ ‌‍​‍ ‌‌‍​‍‌‍‌‍​ ‌‍‌‍‌‍​‍ ‌​ ​‍​ ‌ ​ ‌‌‌‍‌​‌‍​ ​ ‌‌​ ‌‌​ ‍‌‌‍​‍​ ‌ ​ ‌‌‌‍​‍​ ‍ ‌ ‌​‌ ‍‌‌ ​​‌‍‌‌​ ‌‌ ‌ ‌‍‌‌‌‍​‍‌ ​ ‌‍‍‌‌ ‌​‌‍‌‌‌​ ‍‌‍​‌‌ ‌‍‌‍‍‌‌‍‌ ‌‍​‌‌ ‌​‌‍‍‌‌‍ ‌‍ ‍‌​‍‌‌ ‌​‌‍‌‌‌‍ ‌​ ‍ ‌ ​​‌‍​‌‌ ‌​‌‍‍​​ ‌‌‍ ​‌‍​‌‌‍​‍‌‍‌‌‌‍ ​​‍‌‌​ ‌‌‌​​‍‌‌ ‌‍‍ ‌‍‌‌‌ ‍‌​‍‌‌​ ​ ‌​‌​​‍‌‌​ ​ ‌​‌​​‍‌‌​ ​‍​ ​‍‌ ​ ‌ ‌‍​‍‌‌​ ​‍​ ​‍​‍‌‌​ ‌‌‌​‌​​‍ ‍‌ ‌‍‌‍​‌‌‍ ​‌ ‌‌‌‍‌‌​ ‌‍​‍‌‍​‌‌ ​ ‌‍‌‌‌‌‌‌‌ ​‍‌‍ ​​ ‌‌‍‍​‌ ‌​‌ ‌​‌ ​​‌ ​ ​‍‌‌​ ​ ‌​​‌​‍‌‌​ ​‍‌​‌‍​‍‌‌​ ​‍‌​‌‍‌‍ ‍‌‍ ‌ ​‍‌‍‌​‌‍‍‌‌‍​ ​‍ ‌‌‍​‍‌‍‍‌‌ ‌​‌‍‌‌‌ ​ ​‍ ‌‌‍‌ ‌ ​‍‌‍ ‌ ‌‌‌ ​​​‍ ‌‌ ​ ‌ ‌​‌ ‌‌‌‍‌​‌‍‍‌‌‍ ​‍ ‍‌ ‌‍‌‍‌‌‌ ​‍‌‍​ ‌‍‌‌‌‍ ​​‍ ‍‌‍​‌‌ ​​‌ ​​​‍‌‍‌‍‍‌‌‍‌​​ ‌​ ‍​​ ‌‌​ ​​​ ‍‌‌‍‌‍‌‍​‍​ ​‍‌‍‌‌​‍ ‌​ ​​​ ​‍‌‍‌‍‌‍​‍​‍ ‌​ ‌​​ ​‌‌‍‌‍​ ‌‍​‍ ‌‌‍​‍‌‍‌‍​ ‌‍‌‍‌‍​‍ ‌​ ​‍​ ‌ ​ ‌‌‌‍‌​‌‍​ ​ ‌‌​ ‌‌​ ‍‌‌‍​‍​ ‌ ​ ‌‌‌‍​‍​‍‌‍‌ ‌​‌ ‍‌‌ ​​‌‍‌‌​ ‌‌ ‌ ‌‍‌‌‌‍​‍‌ ​ ‌‍‍‌‌ ‌​‌‍‌‌‌​ ‍‌‍​‌‌ ‌‍‌‍‍‌‌‍‌ ‌‍​‌‌ ‌​‌‍‍‌‌‍ ‌‍ ‍‌​‍‌‌ ‌​‌‍‌‌‌‍ ‌​‍‌‍‌ ​​‌‍​‌‌ ‌​‌‍‍​​ ‌‌‍ ​‌‍​‌‌‍​‍‌‍‌‌‌‍ ​​‍‌‌​ ‌‌‌​​‍‌‌ ‌‍‍ ‌‍‌‌‌ ‍‌​‍‌‌​ ​ ‌​‌​​‍‌‌​ ​ ‌​‌​​‍‌‌​ ​‍​ ​‍‌ ​ ‌ ‌‍​‍‌‌​ ​‍​ ​‍​‍‌‌​ ‌‌‌​‌​​‍ ‍‌ ‌‍‌‍​‌‌‍ ​‌ ‌‌‌‍‌‌​‍‌‍‌ ​​‌‍‌‌‌ ​‍‌ ​ ‌ ​​‌‍‌‌‌‍​ ‌ ‌​‌‍‍‌‌ ‌‍‌‍‌‌​ ‌‌ ​​‌ ‌‌‌‍​‍‌‍ ​‌‍‍‌‌ ​ ‌‍‍​‌‍‌‌‌‍‌​​‍​‍‌ ‌
Subway® är ett registrerat varumärke som tillhör Subway IP, LLC
© 2026 Subway IP, LLC. Alla rättigheter förbehållna.​​​​‌ ‍ ​‍​‍‌‍ ‌ ​‍‌‍‍‌‌‍‌ ‌‍‍‌‌‍ ‍​‍​‍​ ‍‍​‍​‍‌ ​ ‌‍​‌‌‍ ‍‌‍‍‌‌ ‌​‌ ‍‌​‍ ‍‌‍‍‌‌‍ ​‍​‍​‍ ​​‍​‍‌‍‍​‌ ​‍‌‍‌‌‌‍‌‍​‍​‍​ ‍‍​‍​‍‌‍‍​‌ ‌​‌ ‌​‌ ​​‌ ​ ​ ‍‍​‍ ​‍ ‌‍ ‍‌‍ ‌ ​‍‌‍‌​‌‍‍‌‌‍​ ​‍ ‌‌‍​‍‌‍‍‌‌ ‌​‌‍‌‌‌ ​ ​‍ ‌‌‍‌ ‌ ​‍‌‍ ‌ ‌‌‌ ​​​‍ ‌‌ ​ ‌ ‌​‌ ‌‌‌‍‌​‌‍‍‌‌‍ ​‍ ‍‌ ‌‍‌‍‌‌‌ ​‍‌‍​ ‌‍‌‌‌‍ ​​‍ ‍‌‍​‌‌ ​​‌ ​​​‍ ‌‍‍‌‌‍ ‍‌ ‌​‌‍‌‌‌‍ ‍‌ ‌​​‍ ‌‍‌‌‌‍‌​‌‍‍‌‌ ‌​​‍ ‌‍ ‌‌‍ ‌‍‌​‌‍‌‌​ ‌‌ ​​‌ ​‍‌‍‌‌‌ ​ ‌‍‌‌‌‍ ‍‌ ‌​‌‍​‌‌ ‌​‌‍‍‌‌‍ ‌‍ ‍​ ‍ ‌‍‍‌‌‍‌​​ ‌​ ​‍​ ‌ ‌‍​ ​ ‍​​ ‌ ​ ​‌‌‍‌‌​ ‌‌​‍ ‌​ ​‌‌‍​‌‌‍‌‍‌‍‌​​‍ ‌​ ‌​‌‍‌​​ ‌​​ ​ ​‍ ‌​ ‍​​ ‌ ​ ‍​​ ‌‌​‍ ‌‌‍​‌​ ​ ‌‍​ ​ ‍​​ ‌‍​ ‌‍​ ‌​​ ‌‌​ ​ ‌‍‌‌​ ‌‌‌‍​‍​ ‍ ‌ ‌​‌ ‍‌‌ ​​‌‍‌‌​ ‌‌ ‌ ‌‍‌‌‌‍​‍‌ ​ ‌‍‍‌‌ ‌​‌‍‌‌‌​‌‍‌‍ ‌‍ ‌ ‌​‌‍‌‌‌ ​‍​ ‍ ‌ ​​‌‍​‌‌ ‌​‌‍‍​​ ‌‌‍​ ‌‍ ‌ ​​‌ ‍‌‌ ​‍‌‍‍‌‌‍‌ ‌‍‍​‌ ‌​‌​ ‍‌‍ ‌ ‌​‌‍‍‌‌‍​ ‌‍‌‌​‍‌‌​ ‌‌‌​​‍‌‌ ‌‍‍ ‌‍‌‌‌ ‍‌​‍‌‌​ ​ ‌​‌​​‍‌‌​ ​ ‌​‌​​‍‌‌​ ​‍​ ​‍‌ ​ ‌ ‌‍​‍‌‌​ ​‍​ ​‍​‍‌‌​ ‌‌‌​‌​​‍ ‍‌ ‌‍‌‍​‌‌‍ ​‌ ‌‌‌‍‌‌​ ‌‍​‍‌‍​‌‌ ​ ‌‍‌‌‌‌‌‌‌ ​‍‌‍ ​​ ‌‌‍‍​‌ ‌​‌ ‌​‌ ​​‌ ​ ​‍‌‌​ ​ ‌​​‌​‍‌‌​ ​‍‌​‌‍​‍‌‌​ ​‍‌​‌‍‌‍ ‍‌‍ ‌ ​‍‌‍‌​‌‍‍‌‌‍​ ​‍ ‌‌‍​‍‌‍‍‌‌ ‌​‌‍‌‌‌ ​ ​‍ ‌‌‍‌ ‌ ​‍‌‍ ‌ ‌‌‌ ​​​‍ ‌‌ ​ ‌ ‌​‌ ‌‌‌‍‌​‌‍‍‌‌‍ ​‍ ‍‌ ‌‍‌‍‌‌‌ ​‍‌‍​ ‌‍‌‌‌‍ ​​‍ ‍‌‍​‌‌ ​​‌ ​​​‍‌‍‌‍‍‌‌‍‌​​ ‌​ ​‍​ ‌ ‌‍​ ​ ‍​​ ‌ ​ ​‌‌‍‌‌​ ‌‌​‍ ‌​ ​‌‌‍​‌‌‍‌‍‌‍‌​​‍ ‌​ ‌​‌‍‌​​ ‌​​ ​ ​‍ ‌​ ‍​​ ‌ ​ ‍​​ ‌‌​‍ ‌‌‍​‌​ ​ ‌‍​ ​ ‍​​ ‌‍​ ‌‍​ ‌​​ ‌‌​ ​ ‌‍‌‌​ ‌‌‌‍​‍​‍‌‍‌ ‌​‌ ‍‌‌ ​​‌‍‌‌​ ‌‌ ‌ ‌‍‌‌‌‍​‍‌ ​ ‌‍‍‌‌ ‌​‌‍‌‌‌​‌‍‌‍ ‌‍ ‌ ‌​‌‍‌‌‌ ​‍​‍‌‍‌ ​​‌‍​‌‌ ‌​‌‍‍​​ ‌‌‍​ ‌‍ ‌ ​​‌ ‍‌‌ ​‍‌‍‍‌‌‍‌ ‌‍‍​‌ ‌​‌​ ‍‌‍ ‌ ‌​‌‍‍‌‌‍​ ‌‍‌‌​‍‌‌​ ‌‌‌​​‍‌‌ ‌‍‍ ‌‍‌‌‌ ‍‌​‍‌‌​ ​ ‌​‌​​‍‌‌​ ​ ‌​‌​​‍‌‌​ ​‍​ ​‍‌ ​ ‌ ‌‍​‍‌‌​ ​‍​ ​‍​‍‌‌​ ‌‌‌​‌​​‍ ‍‌ ‌‍‌‍​‌‌‍ ​‌ ‌‌‌‍‌‌​‍‌‍‌ ​​‌‍‌‌‌ ​‍‌ ​ ‌ ​​‌‍‌‌‌‍​ ‌ ‌​‌‍‍‌‌ ‌‍‌‍‌‌​ ‌‌ ​​‌ ‌‌‌‍​‍‌‍ ​‌‍‍‌‌ ​ ‌‍‍​‌‍‌‌‌‍‌​​‍​‍‌ ‌
Subway Denmark LinkedIn